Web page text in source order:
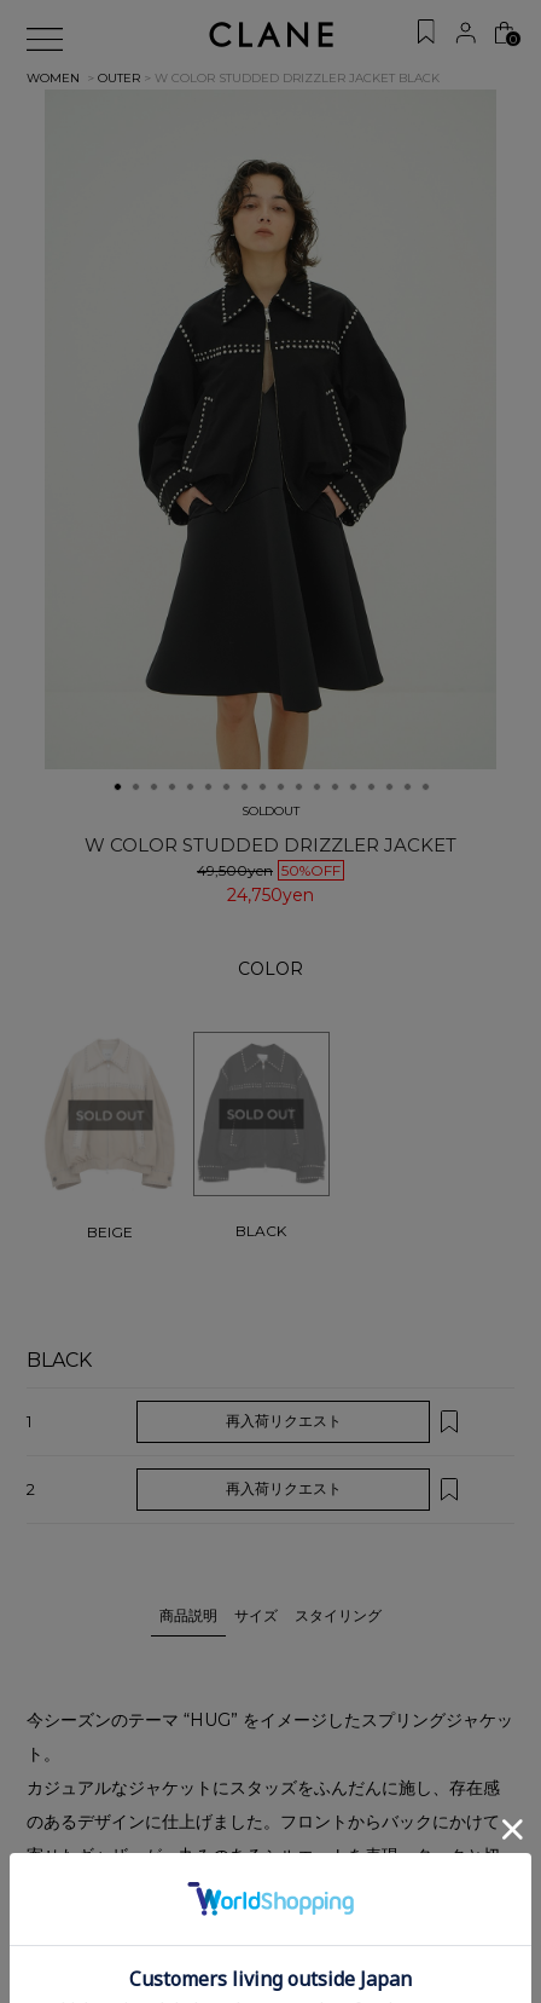
0
WOMEN >OUTER > W COLOR STUDDED DRIZZLER JACKET BLACK
SOLDOUT
W COLOR STUDDED DRIZZLER JACKET
49,500yen 50%OFF
24,750yen
COLOR
BEIGE BLACK
BLACK
1 再入荷リクエスト
2 再入荷リクエスト
商品説明 サイズ スタイリング
今シーズンのテーマ “HUG” をイメージしたスプリングジャケッ
ト。
カジュアルなジャケットにスタッズをふんだんに施し、存在感
のあるデザインに仕上げました。フロントからバックにかけて
寄せたギャザーが、丸みのあるシルエットを表現。タックと切
り替えで構築したワイドスリーブに、CLANEらしさが詰まって
とで、スタッズディテールながら柔らかい印象に。